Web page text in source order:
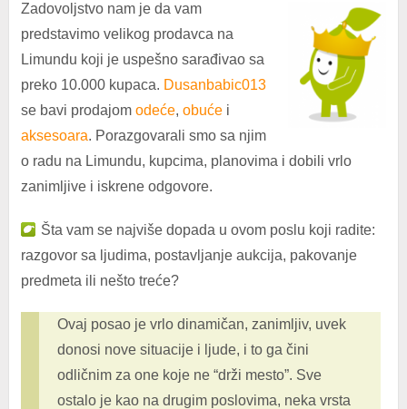
Zadovoljstvo nam je da vam
predstavimo velikog prodavca na
Limundu koji je uspešno sarađivao sa
preko 10.000 kupaca. Dusanbabic013
se bavi prodajom odeće, obuće i
aksesoara. Porazgovarali smo sa njim
o radu na Limundu, kupcima, planovima i dobili vrlo
zanimljive i iskrene odgovore.
Šta vam se najviše dopada u ovom poslu koji radite:
razgovor sa ljudima, postavljanje aukcija, pakovanje
predmeta ili nešto treće?
Ovaj posao je vrlo dinamičan, zanimljiv, uvek
donosi nove situacije i ljude, i to ga čini
odličnim za one koje ne “drži mesto”. Sve
ostalo je kao na drugim poslovima, neka vrsta